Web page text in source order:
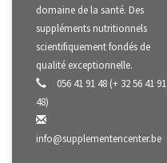
domaine de la santé. Des
suppléments nutritionnels
scientifiquement fondés de
qualité exceptionnelle.
056 41 91 48 (+ 32 56 41 91
48)
info@supplementencenter.be